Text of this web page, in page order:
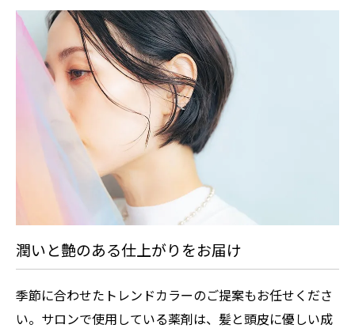
潤いと艶のある仕上がりをお届け
季節に合わせたトレンドカラーのご提案もお任せくださ
い。サロンで使用している薬剤は、髪と頭皮に優しい成